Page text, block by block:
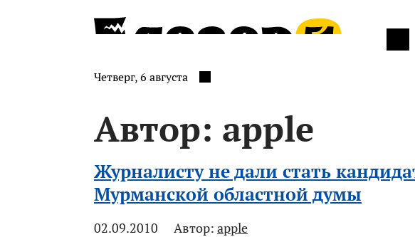
Четверг, 6 августа
Автор: apple
Журналисту не дали стать
Мурманской областной думы
02.09.2010 Автор: apple